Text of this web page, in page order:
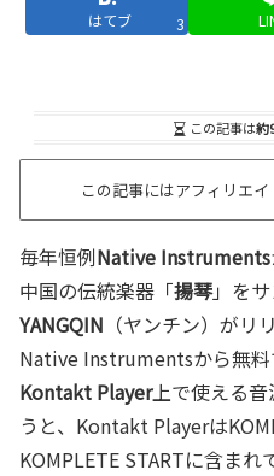
はてブ 3
この記事は約
この記事にはアフィリエ
毎年恒例Native Instruments
中国の伝統楽器「揚琴」を
YANGQIN （ヤンチン）がリ
Native Instrumentsから無料
Kontakt Player上で使える
うと、Kontakt Playerは
KOMPLETE STARTに含ま